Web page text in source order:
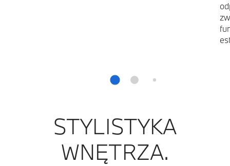
STYLISTYKA
WNĘTRZA.